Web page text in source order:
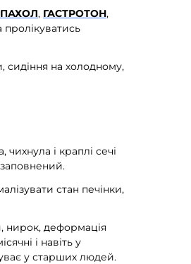
, ГАСТРОТОН,
сидіння на холодному,
і краплі сечі
стан печінки,
нирок, деформація
і навіть у
у старших людей.